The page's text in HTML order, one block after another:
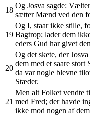
18
Og Josva sagde:
sætter Mænd ved den
19
Og I, staar ikke stille,
Bagtrop; lader dem
eders Gud har givet
20
Og det skete, der
dem med et saare stort
da var nogle blevne
Stæder.
21
Men alt Folket vendte
med Fred; der havde
ikke mod nogen af